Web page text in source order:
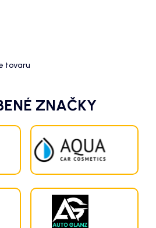
tovaru
ZNAČKY